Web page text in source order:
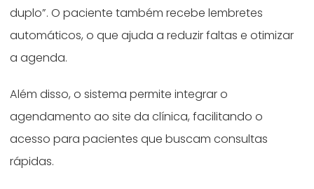
duplo”. O paciente também recebe lembretes
automáticos, o que ajuda a reduzir faltas e otimizar
a agenda.
Além disso, o sistema permite integrar o
agendamento ao site da clínica, facilitando o
acesso para pacientes que buscam consultas
rápidas.